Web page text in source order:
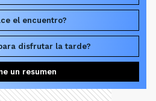
el encuentro?
disfrutar la tarde?
un resumen